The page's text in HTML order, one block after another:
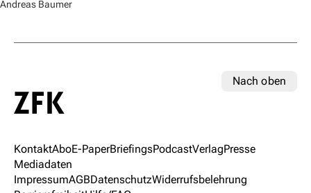
Andreas Baumer
Nach oben
KontaktAboE-PaperBriefingsPodcastVerlagPresse
Mediadaten
ImpressumAGBDatenschutzWiderrufsbelehrung